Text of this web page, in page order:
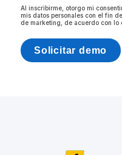
Al inscribirme, otorgo mi
mis datos personales con el fin
de marketing, de acuerdo con lo